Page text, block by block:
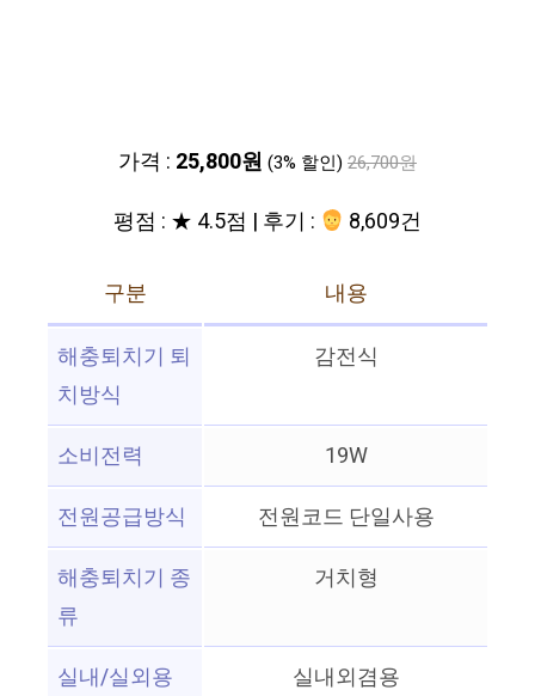
가격 : 25,800원 (3% 할인) 26,700원
평점 : ★ 4.5점 | 후기 : 8,609건
구분
내용
해충퇴치기 퇴
치방식
감전식
소비전력
19W
전원공급방식
전원코드 단일사용
해충퇴치기 종
류
거치형
실내/실외용
실내외겸용